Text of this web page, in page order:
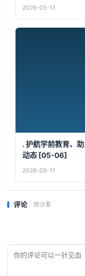
2026-05-11
. 护航学前教育、
动态 [05-06]
2026-05-11
评论 抢沙发